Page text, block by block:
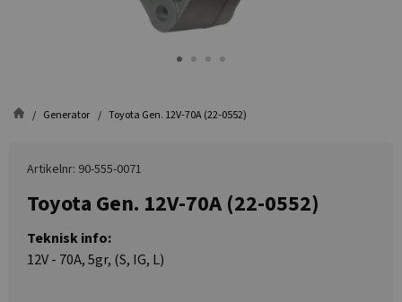
Generator Toyota Gen. 12V-70A (22-0552)
Artikelnr: 90-555-0071
Toyota Gen. 12V-70A (22-0552)
Teknisk info:
12V - 70A, 5gr, (S, IG, L)